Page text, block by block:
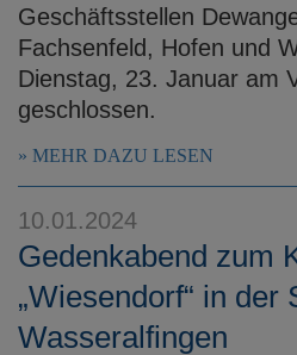
Geschäftsstellen
Fachsenfeld, Hofen und
Dienstag, 23. Januar am
geschlossen.
MEHR DAZU LESEN
10.01.2024
Gedenkabend zum
„Wiesendorf“ in der
Wasseralfingen